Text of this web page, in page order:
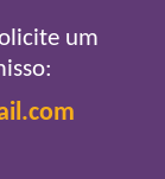
um